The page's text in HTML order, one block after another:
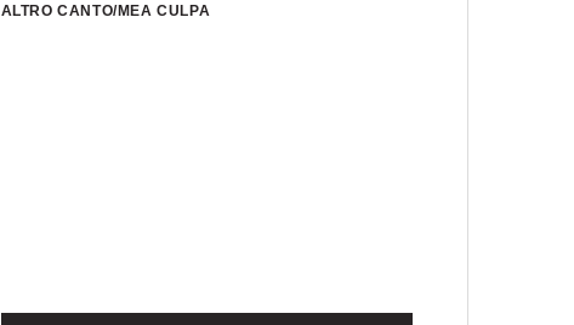
ALTRO CANTO/MEA CULPA